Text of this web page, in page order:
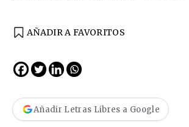
AÑADIR A FAVORITOS
Añadir Letras Libres a Google